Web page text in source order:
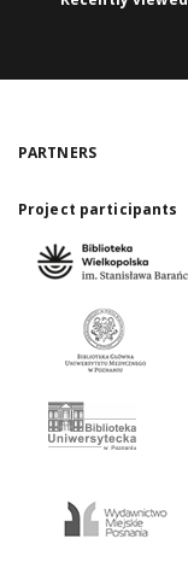
PARTNERS
Project participants